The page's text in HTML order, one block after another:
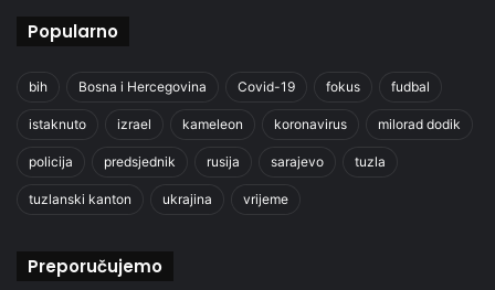
Popularno
bih Bosna i Hercegovina Covid-19 fokus fudbal
istaknuto izrael kameleon koronavirus milorad dodik
policija predsjednik rusija sarajevo tuzla
tuzlanski kanton ukrajina vrijeme
Preporučujemo